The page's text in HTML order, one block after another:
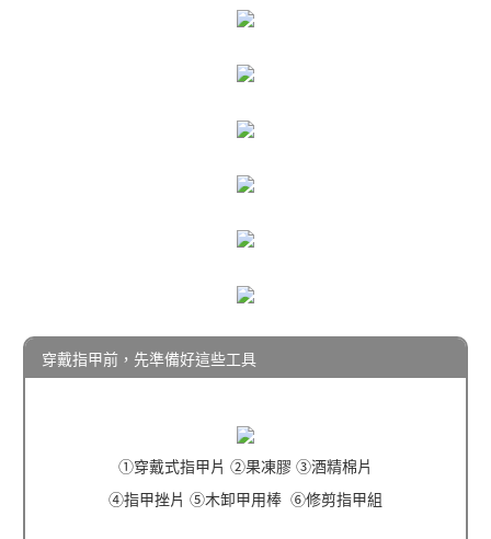
穿戴指甲前，先準備好這些工具
①穿戴式指甲片 ②果凍膠 ③酒精棉片
④指甲挫片 ⑤木卸甲用棒 ⑥修剪指甲組